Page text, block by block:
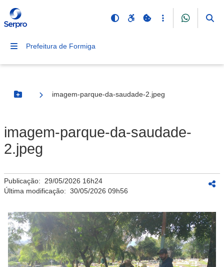
Prefeitura de Formiga
Botão Menu
imagem-parque-da-saudade-2.jpeg
imagem-parque-da-saudade-
2.jpeg
Publicação: 29/05/2026 16h24
Última modificação: 30/05/2026 09h56